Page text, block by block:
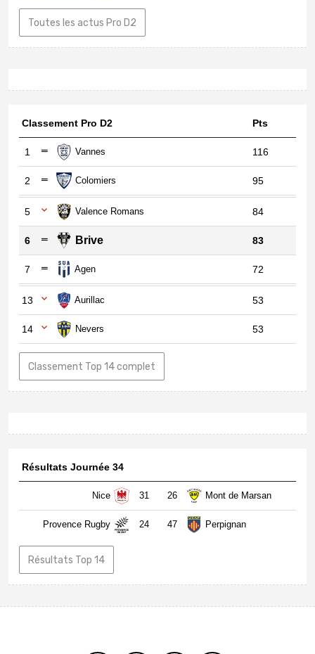
Toutes les actus Pro D2
Classement Pro D2 Pts
1 Vannes 116
2 Colomiers 95
5 Valence Romans 84
6 Brive 83
7 Agen 72
13 Aurillac 53
14 Nevers 53
Classement Top 14 complet
Résultats Journée 34
Nice 31 26 Mont de Marsan
Provence Rugby 24 47 Perpignan
Résultats Top 14